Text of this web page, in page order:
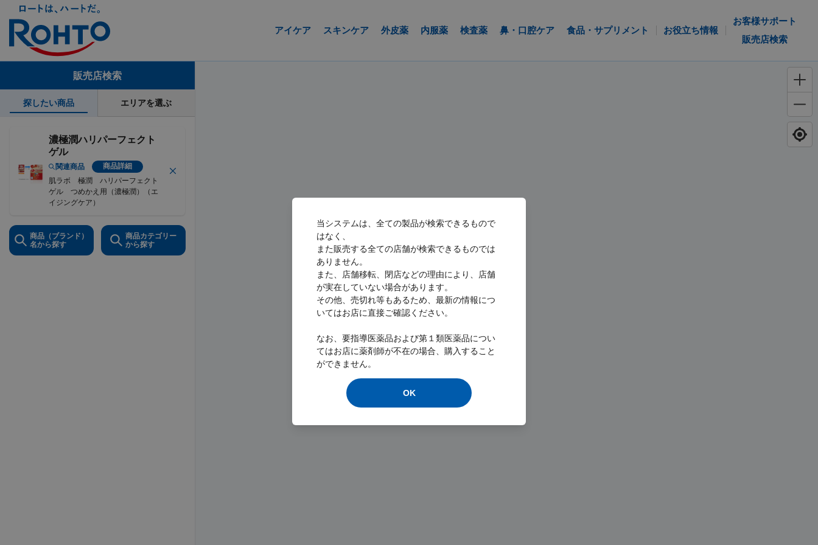
アイケア スキンケア 外皮薬 内服薬 検査薬 鼻・口腔ケア 食品・サプリメント お役立ち情報
お客様サポート
販売店検索
販売店検索
探したい商品 エリアを選ぶ
濃極潤ハリパーフェクト
ゲル
関連商品
商品詳細
肌ラボ 極潤 ハリパーフェクト
ゲル つめかえ用（濃極潤）（エ
イジングケア）
商品（ブランド）
名から探す
商品カテゴリー
から探す
Loading...
当システムは、全ての製品が検索できるもので
はなく、
また販売する全ての店舗が検索できるものでは
ありません。
また、店舗移転、閉店などの理由により、店舗
が実在していない場合があります。
その他、売切れ等もあるため、最新の情報につ
いてはお店に直接ご確認ください。
なお、要指導医薬品および第１類医薬品につい
てはお店に薬剤師が不在の場合、購入すること
ができません。
OK